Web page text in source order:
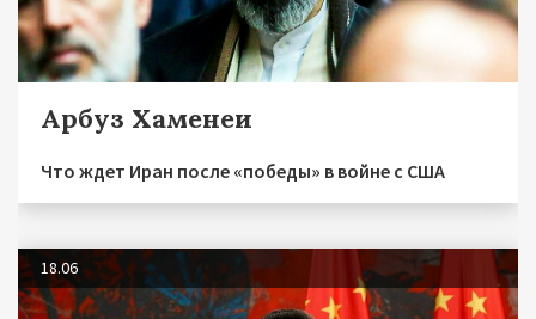
Арбуз Хаменеи
Что ждет Иран после «победы» в войне с США
18.06